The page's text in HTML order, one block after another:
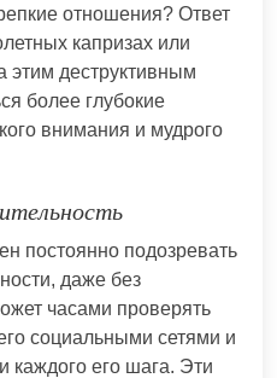
отношения? Ответ
капризах или
этим деструктивным
более глубокие
внимания и мудрого
постоянно подозревать
даже без
часами проверять
социальными сетями и
каждого его шага. Эти